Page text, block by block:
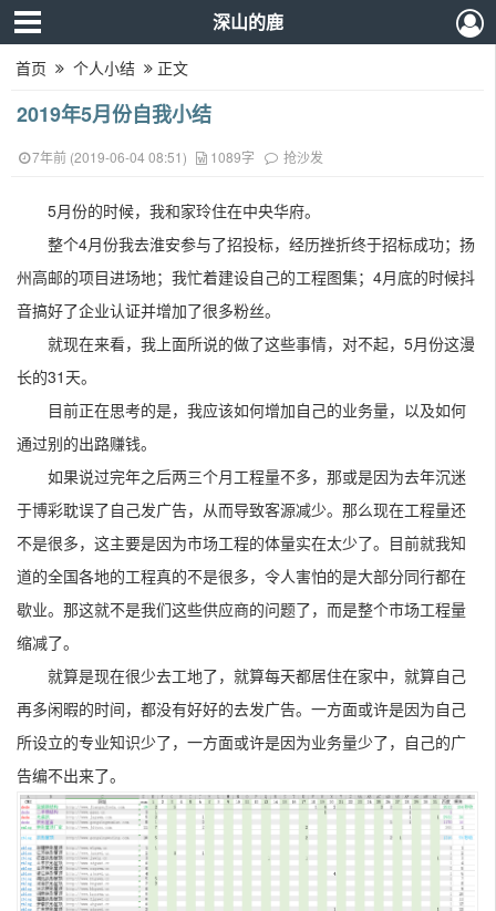
深山的鹿
首页 个人小结 正文
2019年5月份自我小结
7年前 (2019-06-04 08:51) 1089字 抢沙发
5月份的时候，我和家玲住在中央华府。
整个4月份我去淮安参与了招投标，经历挫折终于招标成功；扬
州高邮的项目进场地；我忙着建设自己的工程图集；4月底的时候抖
音搞好了企业认证并增加了很多粉丝。
就现在来看，我上面所说的做了这些事情，对不起，5月份这漫
长的31天。
目前正在思考的是，我应该如何增加自己的业务量，以及如何
通过别的出路赚钱。
如果说过完年之后两三个月工程量不多，那或是因为去年沉迷
于博彩耽误了自己发广告，从而导致客源减少。那么现在工程量还
不是很多，这主要是因为市场工程的体量实在太少了。目前就我知
道的全国各地的工程真的不是很多，令人害怕的是大部分同行都在
歇业。那这就不是我们这些供应商的问题了，而是整个市场工程量
缩减了。
就算是现在很少去工地了，就算每天都居住在家中，就算自己
再多闲暇的时间，都没有好好的去发广告。一方面或许是因为自己
所设立的专业知识少了，一方面或许是因为业务量少了，自己的广
告编不出来了。